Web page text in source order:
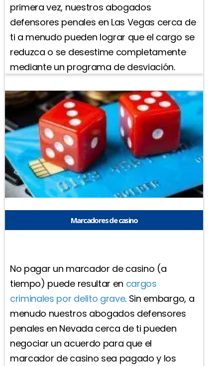
primera vez, nuestros abogados
defensores penales en Las Vegas cerca de
ti a menudo pueden lograr que el cargo se
reduzca o se desestime completamente
mediante un programa de desviación.
Marcadores de casino
No pagar un marcador de casino (a
tiempo) puede resultar en cargos
criminales por delito grave. Sin embargo, a
menudo nuestros abogados defensores
penales en Nevada cerca de ti pueden
negociar un acuerdo para que el
marcador de casino sea pagado y los